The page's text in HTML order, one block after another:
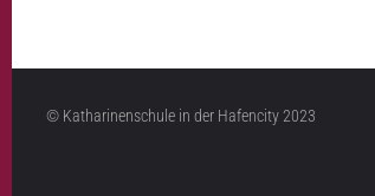
© Katharinenschule in der Hafencity 2023